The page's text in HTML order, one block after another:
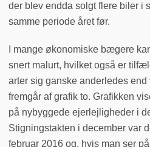
der blev endda solgt flere biler i
samme periode året før.
I mange økonomiske bægere
snert malurt, hvilket også er
arter sig ganske anderledes
fremgår af grafik to. Grafikken
på nybyggede ejerlejligheder i
Stigningstakten i december var
februar 2016 og, hvis man ser